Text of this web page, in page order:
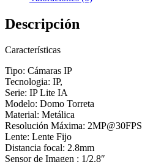
Descripción
Características
Tipo: Cámaras IP
Tecnologia: IP,
Serie: IP Lite IA
Modelo: Domo Torreta
Material: Metálica
Resolución Máxima: 2MP@30FPS
Lente: Lente Fijo
Distancia focal: 2.8mm
Sensor de Imagen : 1/2.8″